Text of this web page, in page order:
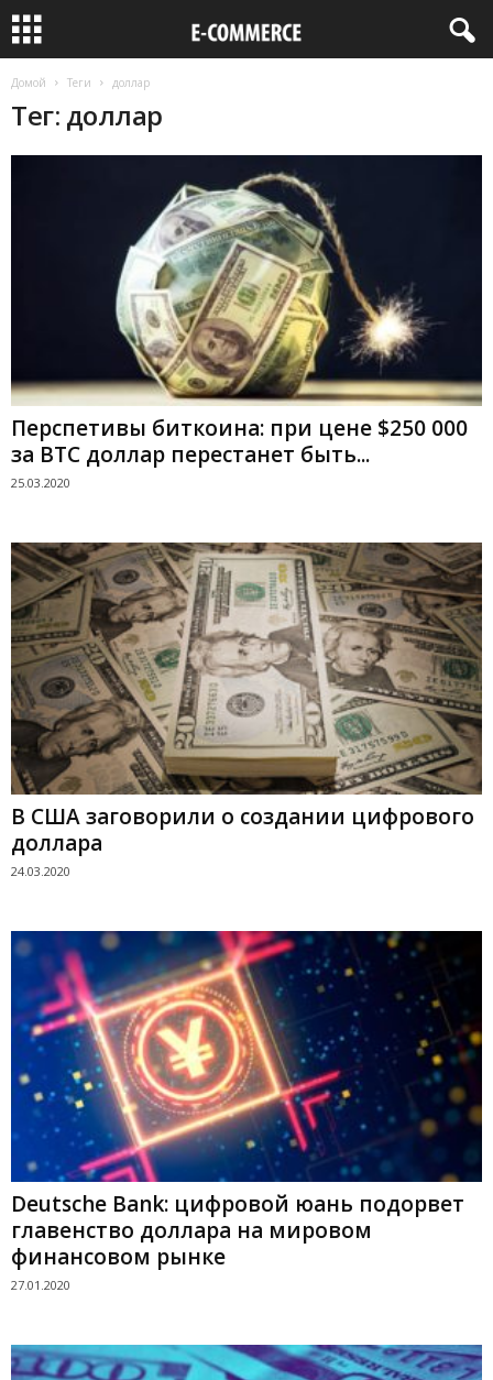
Домой Теги доллар
Тег: доллар
Перспетивы биткоина: при цене $250 000
за BTC доллар перестанет быть...
25.03.2020
В США заговорили о создании цифрового
доллара
24.03.2020
Deutsche Bank: цифровой юань подорвет
главенство доллара на мировом
финансовом рынке
27.01.2020